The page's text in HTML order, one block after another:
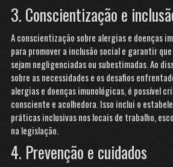
3. Conscientização e
A conscientização sobre alergias e doenças
para promover a inclusão social e garantir
sejam negligenciadas ou subestimadas. Ao
sobre as necessidades e os desafios
alergias e doenças imunológicas, é possível
consciente e acolhedora. Isso inclui o
práticas inclusivas nos locais de trabalho,
na legislação.
4. Prevenção e cuidados